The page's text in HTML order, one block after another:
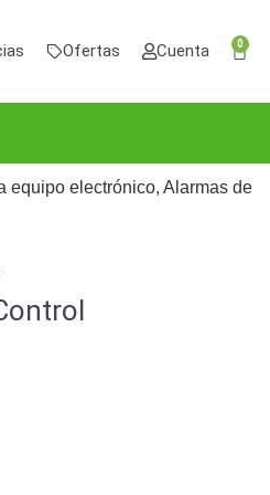
Ofertas Cuenta 0
equipo electrónico, Alarmas de